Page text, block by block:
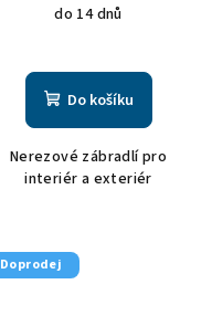
do 14 dnů
Do košíku
Nerezové zábradlí pro
interiér a exteriér
Doprodej